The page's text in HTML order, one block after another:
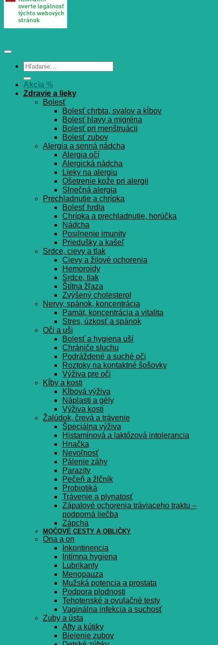
Hľadať:
Akcia %
Zdravie a lieky
Bolesť
Bolesť chrbta, svalov a kĺbov
Bolesť hlavy a migréna
Bolesť pri menštruácii
Bolesť zubov
Alergia a senná nádcha
Alergia očí
Alergická nádcha
Lieky na alergiu
Ošetrenie kože pri alergii
Slnečná alergia
Prechladnutie a chrípka
Bolesť hrdla
Chrípka a prechladnutie, horúčka
Nádcha
Posilnenie imunity
Priedušky a kašeľ
Srdce, cievy a tlak
Cievy a žilové ochorenia
Hemoroidy
Srdce, tlak
Štítna žľaza
Zvýšený cholesterol
Nervy, spánok, koncentrácia
Pamät, koncentrácia a vitalita
Stres, úzkosť a spánok
Oči a uši
Bolesť a hygiena uší
Chrániče sluchu
Podráždené a suché oči
Roztoky na kontaktné šošovky
Výživa pre oči
Kĺby a kosti
Kĺbová výživa
Náplasti a gély
Výživa kostí
Žalúdok, črevá a trávenie
Špeciálna výživa
Histamínová a laktózová intolerancia
Hnačka
Nevoľnosť
Pálenie záhy
Parazity
Pečeň a žlčník
Probiotiká
Trávenie a plynatosť
Zápalové ochorenia tráviaceho traktu –
podporná liečba
Zápcha
MOČOVÉ CESTY A OBLIČKY
Ona a on
Inkontinencia
Intímna hygiena
Lubrikanty
Menopauza
Mužská potencia a prostata
Podpora plodnosti
Tehotenské a ovulačné testy
Vaginálna infekcia a suchosť
Zuby a ústa
Afty a kútiky
Bielenie zubov